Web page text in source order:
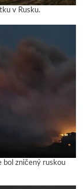
v Rusku.
bol zničený ruskou